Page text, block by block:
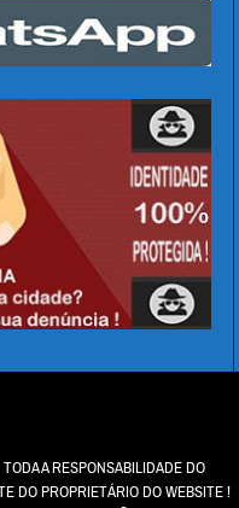
A RESPONSABILIDADE DO
DO PROPRIETÁRIO DO WEBSITE !